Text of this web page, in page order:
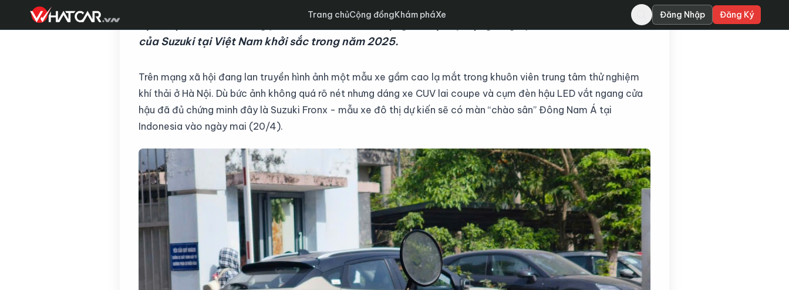
Trang chủCộng đồngKhám pháXe Đăng Nhập Đăng Ký
Lựa chọn mới nhất trong phân khúc crossover hạng A được kỳ vọng sẽ giúp tình hình kinh doanh
của Suzuki tại Việt Nam khởi sắc trong năm 2025.
Trên mạng xã hội đang lan truyền hình ảnh một mẫu xe gầm cao lạ mắt trong khuôn viên trung tâm thử nghiệm
khí thải ở Hà Nội. Dù bức ảnh không quá rõ nét nhưng dáng xe CUV lai coupe và cụm đèn hậu LED vắt ngang cửa
hậu đã đủ chứng minh đây là Suzuki Fronx - mẫu xe đô thị dự kiến sẽ có màn “chào sân” Đông Nam Á tại
Indonesia vào ngày mai (20/4).